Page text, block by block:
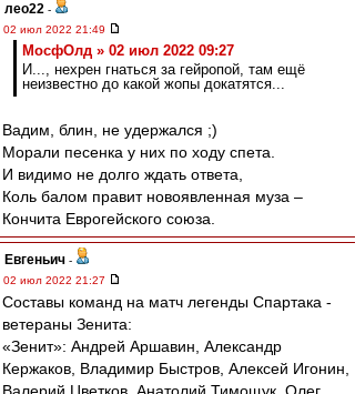
лео22 -
02 июл 2022 21:49
МосфОлд » 02 июл 2022 09:27
И..., нехрен гнаться за гейропой, там ещё
неизвестно до какой жопы докатятся...
Вадим, блин, не удержался ;)
Морали песенка у них по ходу спета.
И видимо не долго ждать ответа,
Коль балом правит новоявленная муза –
Кончита Еврогейского союза.
Евгеньич -
02 июл 2022 21:27
Составы команд на матч легенды Спартака -
ветераны Зенита:
«Зенит»: Андрей Аршавин, Александр
Кержаков, Владимир Быстров, Алексей Игонин,